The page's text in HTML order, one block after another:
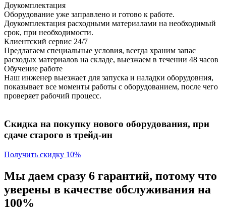
Доукомплектация
Оборудование уже заправлено и готово к работе.
Доукомплектация расходными материалами на необходимый
срок, при необходимости.
Клиентский сервис 24/7
Предлагаем специальные условия, всегда храним запас
расходых материалов на складе, выезжаем в течении 48 часов
Обучение работе
Наш инженер выезжает для запуска и наладки оборудовния,
показывает все моменты работы с оборудованием, после чего
проверяет рабочий процесс.
Скидка на покупку нового оборудования, при
сдаче старого в трейд-ин
Получить скидку 10%
Мы даем сразу 6 гарантий, потому что
уверены в качестве обслуживания на
100%